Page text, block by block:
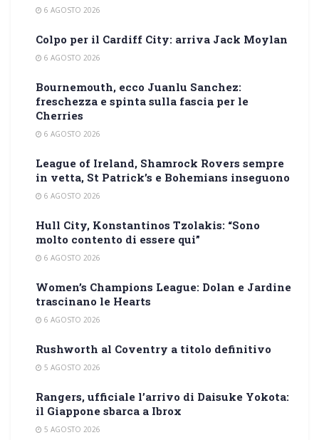
6 AGOSTO 2026
Colpo per il Cardiff City: arriva Jack Moylan
6 AGOSTO 2026
Bournemouth, ecco Juanlu Sanchez:
freschezza e spinta sulla fascia per le
Cherries
6 AGOSTO 2026
League of Ireland, Shamrock Rovers sempre
in vetta, St Patrick’s e Bohemians inseguono
6 AGOSTO 2026
Hull City, Konstantinos Tzolakis: “Sono
molto contento di essere qui”
6 AGOSTO 2026
Women’s Champions League: Dolan e Jardine
trascinano le Hearts
6 AGOSTO 2026
Rushworth al Coventry a titolo definitivo
5 AGOSTO 2026
Rangers, ufficiale l’arrivo di Daisuke Yokota:
il Giappone sbarca a Ibrox
5 AGOSTO 2026